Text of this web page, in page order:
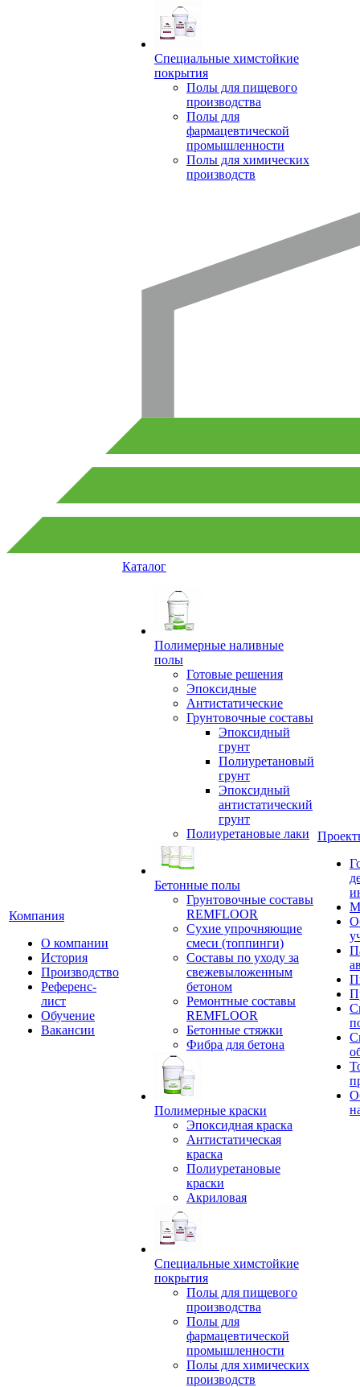
Специальные химстойкие
покрытия
Полы для пищевого
производства
Полы для
фармацевтической
промышленности
Полы для химических
производств
Компания
О компании
История
Производство
Референс-
лист
Обучение
Вакансии
Каталог
Полимерные наливные
полы
Готовые решения
Эпоксидные
Антистатические
Грунтовочные составы
Эпоксидный
грунт
Полиуретановый
грунт
Эпоксидный
антистатический
грунт
Полиуретановые лаки
Бетонные полы
Грунтовочные составы
REMFLOOR
Сухие упрочняющие
смеси (топпинги)
Составы по уходу за
свежевыложенным
бетоном
Ремонтные составы
REMFLOOR
Бетонные стяжки
Фибра для бетона
Полимерные краски
Эпоксидная краска
Антистатическая
краска
Полиуретановые
краски
Акриловая
Специальные химстойкие
покрытия
Полы для пищевого
производства
Полы для
фармацевтической
промышленности
Полы для химических
производств